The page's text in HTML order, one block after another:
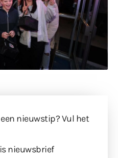
nieuwstip? Vul het
nieuwsbrief